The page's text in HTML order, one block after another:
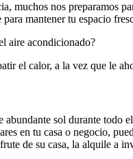
muchos nos preparamos
mantener tu espacio
aire acondicionado?
el calor, a la vez que le
sol durante todo
en tu casa o negocio,
de su casa, la alquile a